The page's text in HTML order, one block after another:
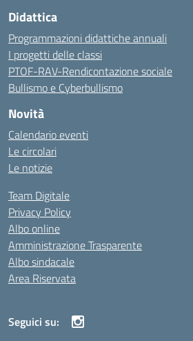
Didattica
Programmazioni didattiche annuali
I progetti delle classi
PTOF-RAV-Rendicontazione sociale
Bullismo e Cyberbullismo
Novità
Calendario eventi
Le circolari
Le notizie
Team Digitale
Privacy Policy
Albo online
Amministrazione Trasparente
Albo sindacale
Area Riservata
Seguici su: